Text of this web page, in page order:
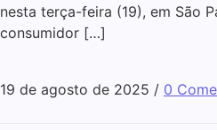
nesta terça-feira (19), em São
consumidor […]
19 de agosto de 2025 / 0